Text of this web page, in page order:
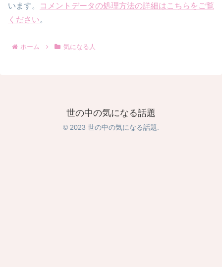
います。
コメントデータの処理方法の詳細はこちらをご覧
ください。
ホーム 気になる人
世の中の気になる話題
© 2023 世の中の気になる話題.